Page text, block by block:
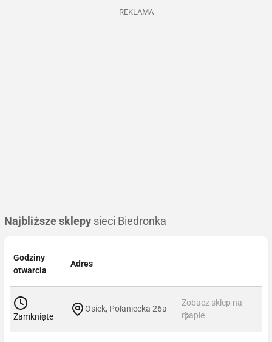
REKLAMA
Najbliższe sklepy sieci Biedronka
Godziny
otwarcia
Adres
Zamknięte
Osiek, Połaniecka 26a
Zobacz sklep na
mapie